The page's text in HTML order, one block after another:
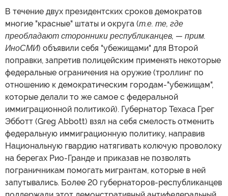
В течение двух президентских сроков демократов
многие "красные" штаты и округа (т.е. те, где
преобладают сторонники республиканцев, — прим.
ИноСМИ) объявили себя "убежищами" для Второй
поправки, запретив полицейским применять некоторые
федеральные ограничения на оружие (троллинг по
отношению к демократическим городам-"убежищам",
которые делали то же самое с федеральной
иммиграционной политикой). Губернатор Техаса Грег
Эбботт (Greg Abbott) взял на себя смелость отменить
федеральную иммиграционную политику, направив
Национальную гвардию натягивать колючую проволоку
на берегах Рио-Гранде и приказав не позволять
пограничникам помогать мигрантам, которые в ней
запутывались. Более 20 губернаторов-республиканцев